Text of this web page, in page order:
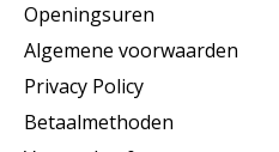
Openingsuren
Algemene voorwaarden
Privacy Policy
Betaalmethoden